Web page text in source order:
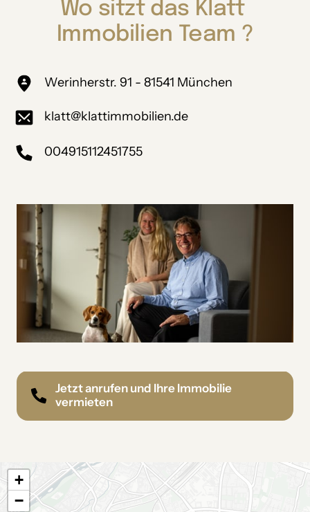
Wo sitzt das
Klatt
Immobilien Team ?
Werinherstr. 91 - 81541 München
klatt@klattimmobilien.de
004915112451755
Jetzt anrufen und Ihre Immobilie
vermieten
+
−